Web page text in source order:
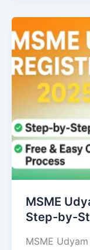
MSME
Step-by-
MSME